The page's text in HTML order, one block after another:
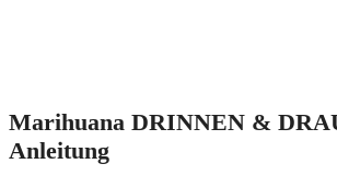
Marihuana DRINNEN &
Anleitung